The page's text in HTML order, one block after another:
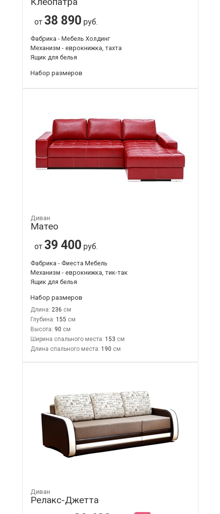
от 38 890 руб.
Фабрика - Мебель Холдинг
Механизм - еврокнижка, тахта
Ящик для белья
Набор размеров
Диван
Матео
от 39 400 руб.
Фабрика - Фиеста Мебель
Механизм - еврокнижка, тик-так
Ящик для белья
Набор размеров
Длина: 236
Глубина: 155
Высота: 90
Ширина спального места: 153
Длина спального места: 190
Диван
Релакс-Джетта